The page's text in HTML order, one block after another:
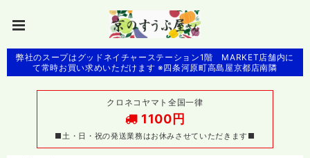
弊社のスープはグッドネイチャーステーション1階 MARKET店舗内に
て常時お買い求めいただけます ※四条河原町高島屋京都店南隣
クロネコヤマト全国一律
1100円
■土・日・祝の発送業務はお休みさせていただきます■